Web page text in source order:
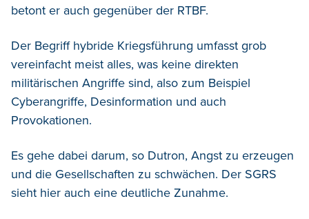
betont er auch gegenüber der RTBF.
Der Begriff hybride Kriegsführung umfasst grob
vereinfacht meist alles, was keine direkten
militärischen Angriffe sind, also zum Beispiel
Cyberangriffe, Desinformation und auch
Provokationen.
Es gehe dabei darum, so Dutron, Angst zu erzeugen
und die Gesellschaften zu schwächen. Der SGRS
sieht hier auch eine deutliche Zunahme.